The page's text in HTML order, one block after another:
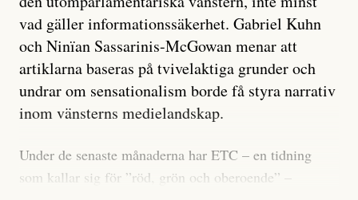
vad gäller informationssäkerhet. Gabriel Kuhn
och Ninïan Sassarinis-McGowan menar att
artiklarna baseras på tvivelaktiga grunder och
undrar om sensationalism borde få styra narrativ
inom vänsterns medielandskap.
Under de senaste månaderna har ETC – en tidning
som kallar sig för ”röd, grön och oberoende” –